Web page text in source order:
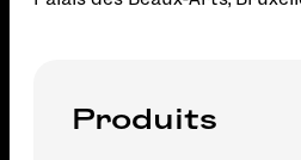
Produits